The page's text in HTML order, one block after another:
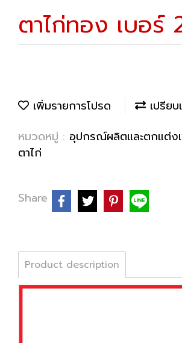
ตาไก่ทอง เบอร์
เพิ่มรายการโปรด
เปรีย
หมวดหมู่ : อุปกรณ์ผลิตและตกแต่ง
ตาไก่
Share
Product description